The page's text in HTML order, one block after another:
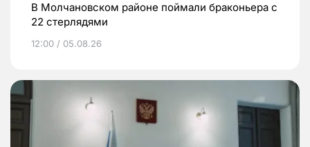
В Молчановском районе поймали браконьера с
22 стерлядями
12:00 / 05.08.26